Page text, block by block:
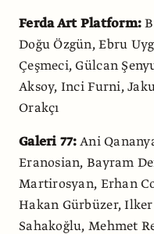
Ferda Art Platform:
Doğu Özgün, Ebru
Çeşmeci, Gülcan
Aksoy, Inci Furni,
Orakçı
Galeri 77:Ani
Eranosian, Bayram
Martirosyan, Erhan
Hakan Gürbüzer,
Sahakoğlu, Mehmet